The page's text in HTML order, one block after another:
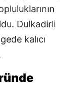
Dulkadirli
kalıcı